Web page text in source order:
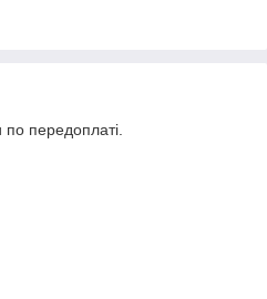
по передоплаті.